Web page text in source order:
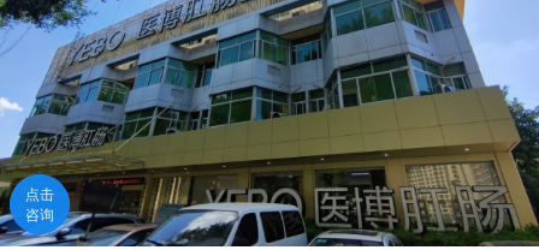
点击
咨询
点击
咨询